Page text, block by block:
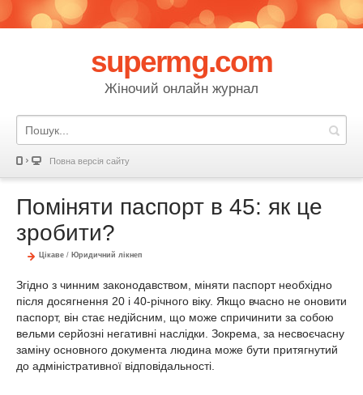
supermg.com
Жіночий онлайн журнал
Повна версія сайту
Поміняти паспорт в 45: як це
зробити?
Цікаве / Юридичний лікнеп
Згідно з чинним законодавством, міняти паспорт необхідно
після досягнення 20 і 40-річного віку. Якщо вчасно не оновити
паспорт, він стає недійсним, що може спричинити за собою
вельми серйозні негативні наслідки. Зокрема, за несвоєчасну
заміну основного документа людина може бути притягнутий
до адміністративної відповідальності.